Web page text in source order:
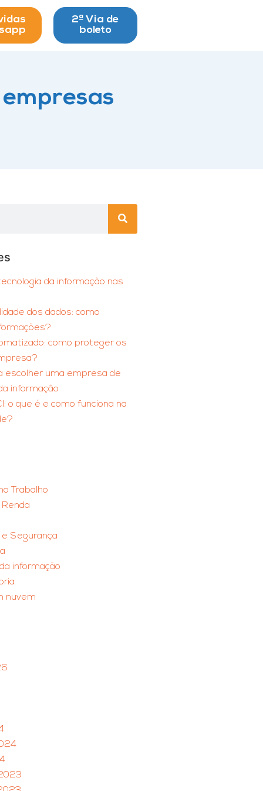
2ª Via de
boleto
da informação nas
dos dados: como
como proteger os
escolher uma empresa de
informação
o que é e como funciona na
Trabalho
e Segurança
informação
nuvem